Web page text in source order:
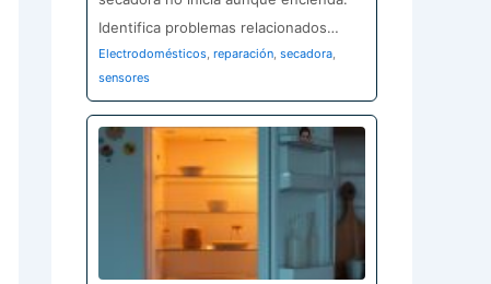
Identifica problemas relacionados…
Electrodomésticos, reparación, secadora,
sensores